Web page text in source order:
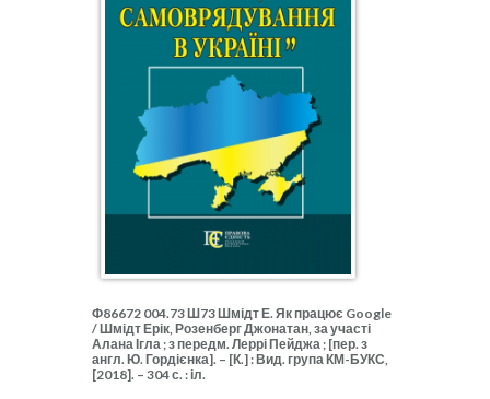
Ф86672 004.73 Ш73 Шмідт Е. Як працює Google
/ Шмідт Ерік, Розенберг Джонатан, за участі
Алана Ігла ; з передм. Леррі Пейджа ; [пер. з
англ. Ю. Гордієнка]. – [К.] : Вид. група КМ-БУКС,
[2018]. – 304 с. : іл.